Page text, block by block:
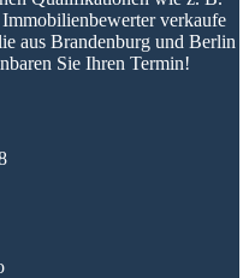
verkaufe
aus Brandenburg und Berlin
Sie Ihren Termin!